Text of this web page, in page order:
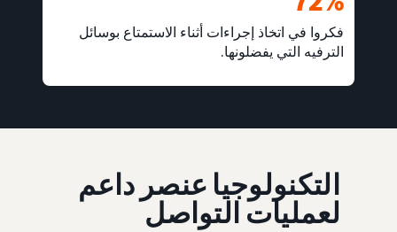
فكروا في اتخاذ إجراءات أثناء الاستمتاع بوسائل
الترفيه التي يفضلونها.
التكنولوجيا عنصر داعم
لعمليات التواصل